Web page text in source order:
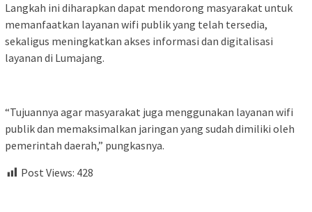
Langkah ini diharapkan dapat mendorong masyarakat untuk
memanfaatkan layanan wifi publik yang telah tersedia,
sekaligus meningkatkan akses informasi dan digitalisasi
layanan di Lumajang.
“Tujuannya agar masyarakat juga menggunakan layanan wifi
publik dan memaksimalkan jaringan yang sudah dimiliki oleh
pemerintah daerah,” pungkasnya.
Post Views: 428